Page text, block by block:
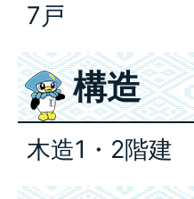
7戸
構造
木造1・2階建